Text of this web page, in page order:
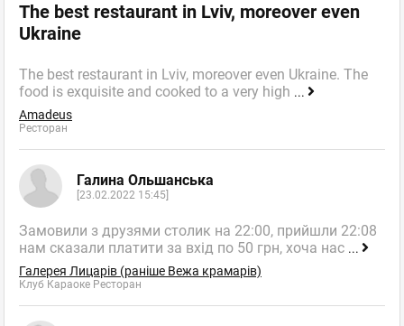
The best restaurant in Lviv, moreover even
Ukraine
The best restaurant in Lviv, moreover even Ukraine. The
food is exquisite and cooked to a very high ...
Amadeus
Ресторан
Галина Ольшанська
[23.02.2022 15:45]
Замовили з друзями столик на 22:00, прийшли 22:08
нам сказали платити за вхід по 50 грн, хоча нас ...
Галерея Лицарів (раніше Вежа крамарів)
Клуб Караоке Ресторан